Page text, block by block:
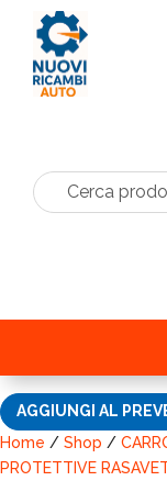
Cerca prodotti…
AGGIUNGI AL
Home / Shop /
PROTETTIVE